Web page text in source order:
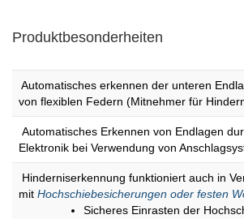
Produktbesonderheiten
Automatisches erkennen der unteren
von flexiblen Federn (Mitnehmer für
Automatisches Erkennen von Endlagen
Elektronik bei Verwendung von
Hinderniserkennung funktioniert auch in
mit Hochschiebesicherungen oder festen
Sicheres Einrasten der